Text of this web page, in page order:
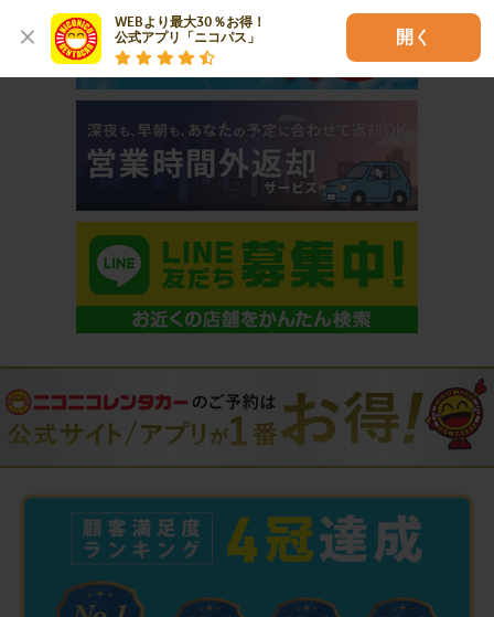
WEBより最大30％お得！
公式アプリ「ニコパス」
開く